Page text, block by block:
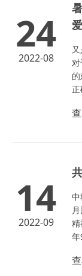
24
2022-08
14
2022-09